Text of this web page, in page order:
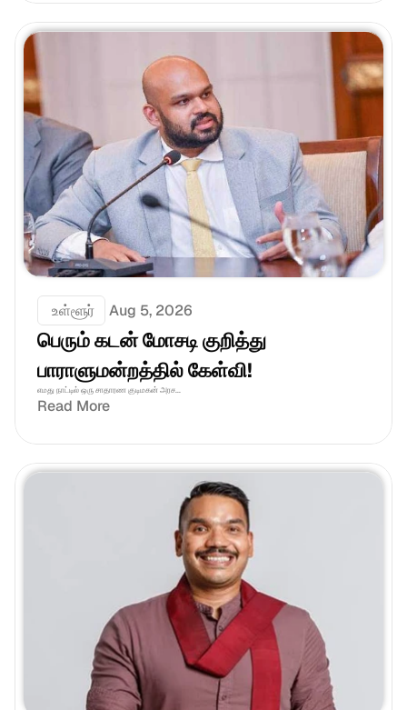
உள்ளூர் Aug 5, 2026
பெரும் கடன் மோசடி குறித்து
பாராளுமன்றத்தில் கேள்வி!
எமது நாட்டில் ஒரு சாதாரண குடிமகன் அரச...
Read More